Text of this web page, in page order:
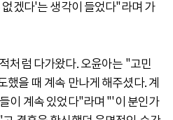
겠다'는 생각이 들었다"라며 가
처럼 다가왔다. 오윤아는 "고민
했을 때 계속 만나게 해주셨다. 계
이 계속 있었다"라며 "'이 분인가